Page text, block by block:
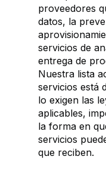
proveedores
datos, la
servicios de
entrega de
Nuestra lista
servicios está
lo exigen las
aplicables,
la forma en
servicios
que reciben.